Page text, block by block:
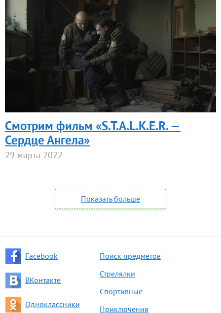
Смотрим фильм «S.T.A.L.K.E.R. —
Сердце Ангела»
29 марта 2022
Показать больше
Facebook
ВКонтакте
Одноклассники
Поиск предметов
Стрелялки
Спортивные
Приключения